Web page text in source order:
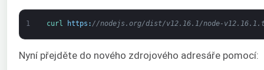
1 curl https : //nodejs.org/dist/v12.16.1/node-
Nyní přejděte do nového zdrojového adresáře pomocí: